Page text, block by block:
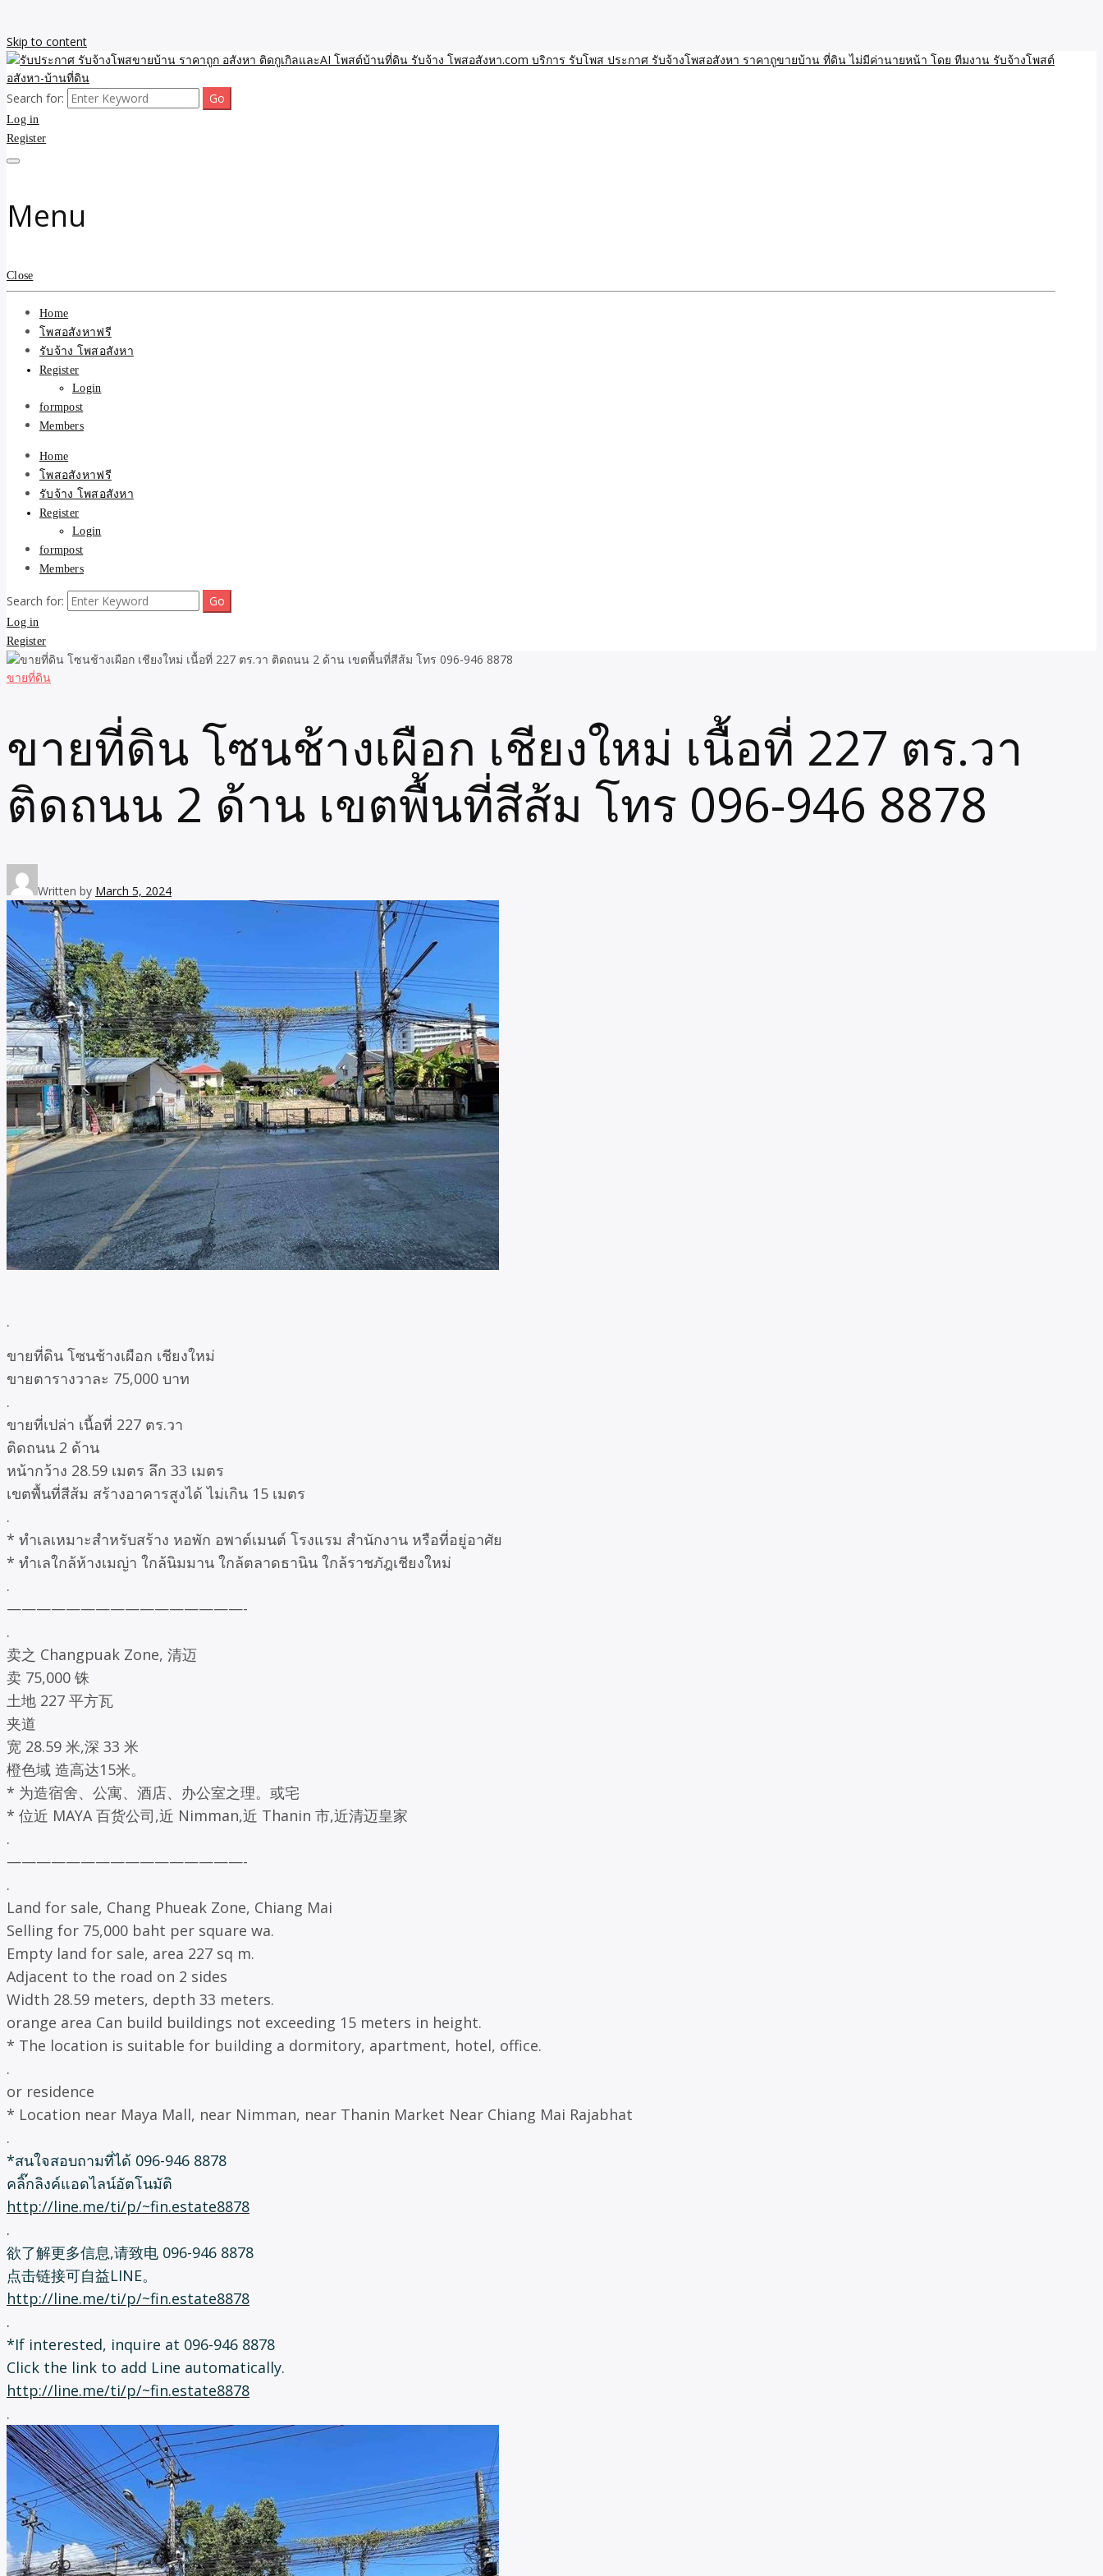
Skip to content
รับประกาศ รับจ้างโพสขายบ้าน ราคาถูก อสังหา ติดกูเกิลและAI โพสต์บ้านที่ดิน
รับจ้าง โพสอสังหา.com บริการ รับโพส ประกาศ รับจ้างโพสอสังหา ราคาถูขายบ้าน
รับจ้างโพสขายบ้าน ราคาถูก ประกาศ ขายอสังหา โฆษณา ไม่มีค่านายหน้า โพสอสังหา รับจ้างโพสขายบ้านบริการ รับจ้างโพสอสังหา ราคาถูก ขายบ้าน ขายที่ดิน เว็บประกาศ โพส โฆษณา ลงประกาศฟรี
Search for:
Log in
Register
Menu
Close
Home
โพสอสังหาฟรี
รับจ้าง โพสอสังหา
Register
Login
formpost
Members
Home
โพสอสังหาฟรี
รับจ้าง โพสอสังหา
Register
Login
formpost
Members
Search for:
Log in
Register
ขายที่ดิน
ขายที่ดิน โซนช้างเผือก เชียงใหม่ เนื้อที่ 227 ตร.วา
ติดถนน 2 ด้าน เขตพื้นที่สีส้ม โทร 096-946 8878
Written by March 5, 2024
.
ขายที่ดิน โซนช้างเผือก เชียงใหม่
ขายตารางวาละ 75,000 บาท
.
ขายที่เปล่า เนื้อที่ 227 ตร.วา
ติดถนน 2 ด้าน
หน้ากว้าง 28.59 เมตร ลึก 33 เมตร
เขตพื้นที่สีส้ม สร้างอาคารสูงได้ ไม่เกิน 15 เมตร
.
* ทำเลเหมาะสำหรับสร้าง หอพัก อพาต์เมนต์ โรงแรม สำนักงาน หรือที่อยู่อาศัย
* ทำเลใกล้ห้างเมญ่า ใกล้นิมมาน ใกล้ตลาดธานิน ใกล้ราชภัฎเชียงใหม่
.
————————————————-
.
卖之 Changpuak Zone, 清迈
卖 75,000 铢
土地 227 平方瓦
夹道
宽 28.59 米,深 33 米
橙色域 造高达15米。
* 为造宿舍、公寓、酒店、办公室之理。或宅
* 位近 MAYA 百货公司,近 Nimman,近 Thanin 市,近清迈皇家
.
————————————————-
.
Land for sale, Chang Phueak Zone, Chiang Mai
Selling for 75,000 baht per square wa.
Empty land for sale, area 227 sq m.
Adjacent to the road on 2 sides
Width 28.59 meters, depth 33 meters.
orange area Can build buildings not exceeding 15 meters in height.
* The location is suitable for building a dormitory, apartment, hotel, office.
.
or residence
* Location near Maya Mall, near Nimman, near Thanin Market Near Chiang Mai Rajabhat
.
*สนใจสอบถามที่ได้ 096-946 8878
คลิ๊กลิงค์แอดไลน์อัตโนมัติ
http://line.me/ti/p/~fin.estate8878
.
欲了解更多信息,请致电 096-946 8878
点击链接可自益LINE。
http://line.me/ti/p/~fin.estate8878
.
*If interested, inquire at 096-946 8878
Click the link to add Line automatically.
http://line.me/ti/p/~fin.estate8878
.